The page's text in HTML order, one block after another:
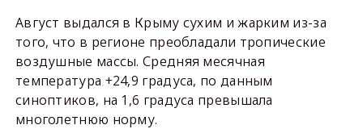
Август выдался в Крыму сухим и жарким из-за
того, что в регионе преобладали тропические
воздушные массы. Средняя месячная
температура +24,9 градуса, по данным
синоптиков, на 1,6 градуса превышала
многолетнюю норму.